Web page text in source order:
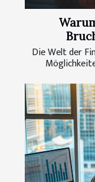
Die Welt der